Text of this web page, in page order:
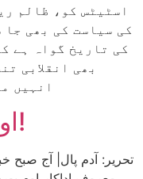
اسٹیٹس کو، ظالم
کی سیاست کی بھی جا
کی تاریخ گواہ ہے
بھی انقلابی
انہیں
اوم پوری کی وفات پر!